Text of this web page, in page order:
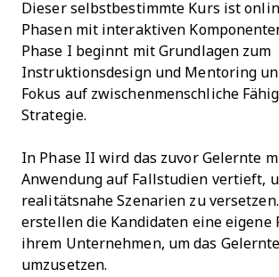
Dieser selbstbestimmte Kurs ist
Phasen mit interaktiven
Phase I beginnt mit Grundlagen zum
Instruktionsdesign und Mentoring
Fokus auf zwischenmenschliche
Strategie.
In Phase II wird das zuvor Gelernte
Anwendung auf Fallstudien vertieft,
realitätsnahe Szenarien zu
erstellen die Kandidaten eine eigene
ihrem Unternehmen, um das
umzusetzen.